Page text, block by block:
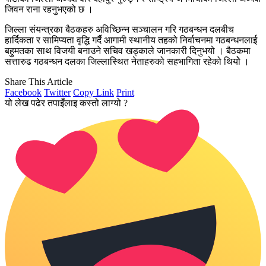
जिवन राना रहनुभएको छ ।
जिल्ला संयन्त्रका बैठकहरु अविच्छिन्न सञ्चालन गरि गठबन्धन दलबीच
हार्दिकता र सामिप्यता वृद्धि गर्दै आगामी स्थानीय तहको निर्वाचनमा गठबन्धनलाई
बहुमतका साथ विजयी बनाउने सचिव खड्काले जानकारी दिनुभयो । बैठकमा
सत्तारुढ गठबन्धन दलका जिल्लास्थित नेताहरुको सहभागिता रहेको थियोे ।
Share This Article
Facebook Twitter Copy Link Print
यो लेख पढेर तपाइँलाइ कस्तो लाग्यो ?